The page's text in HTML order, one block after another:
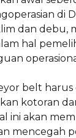
di
dan debu,
hal
belt
kotoran
ini akan
mencegah